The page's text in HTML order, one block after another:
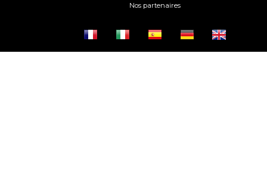
Nos partenaires